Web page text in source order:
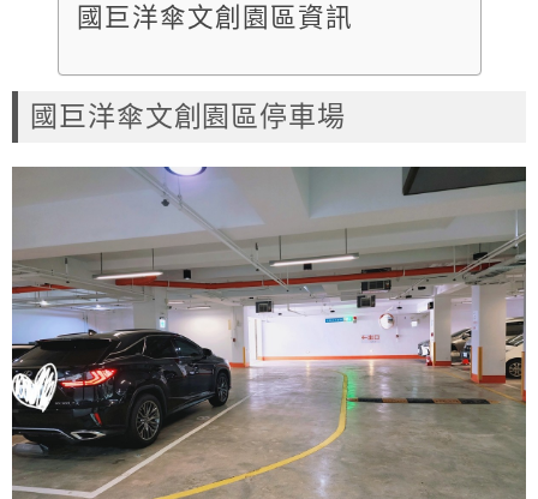
國巨洋傘文創園區資訊
國巨洋傘文創園區停車場